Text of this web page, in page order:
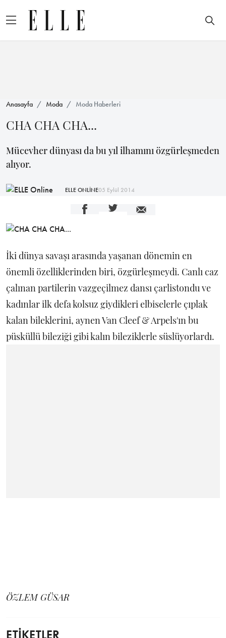
Anasayfa Moda Moda Haberleri
CHA CHA CHA...
Mücevher dünyası da bu yıl ilhamını özgürleşmeden
alıyor.
ELLE ONLİNE05 Eylül 2014
İki dünya savaşı arasında yaşanan dönemin en
önemli özelliklerinden biri, özgürleşmeydi. Canlı caz
çalınan partilerin vazgeçilmez dansı çarlistondu ve
kadınlar ilk defa kolsuz giydikleri elbiselerle çıplak
kalan bileklerini, aynen Van Cleef & Arpels'ın bu
püsküllü bileziği gibi kalın bileziklerle süslüyorlardı.
ÖZLEM GÜSAR